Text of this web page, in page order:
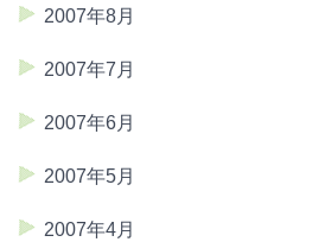
2007年8月
2007年7月
2007年6月
2007年5月
2007年4月